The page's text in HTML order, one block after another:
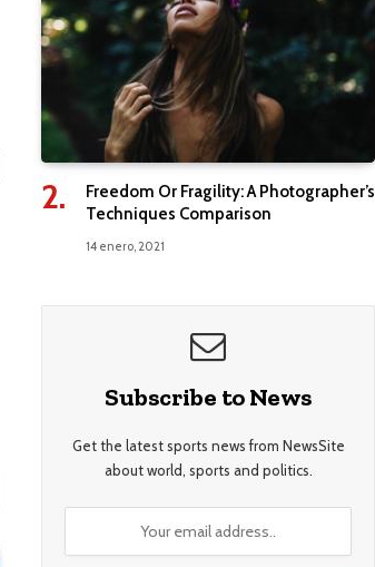
Freedom Or Fragility: A Photographer’s
Techniques Comparison
14 enero, 2021
Subscribe to News
Get the latest sports news from NewsSite
about world, sports and politics.